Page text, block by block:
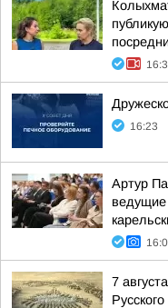
16:23
Артур
ведущие
7